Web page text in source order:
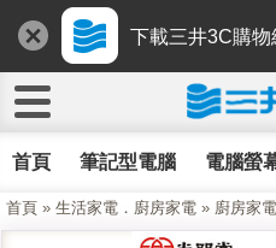
下載三井3C購物
首頁 筆記型電腦 電腦螢
首頁 » 生活家電．廚房家電 » 廚房家電